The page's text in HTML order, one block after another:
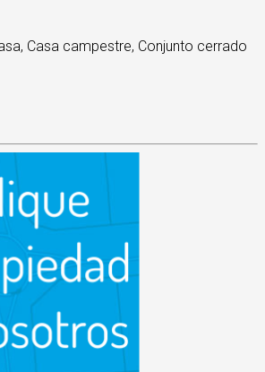
Casa campestre, Conjunto cerrado